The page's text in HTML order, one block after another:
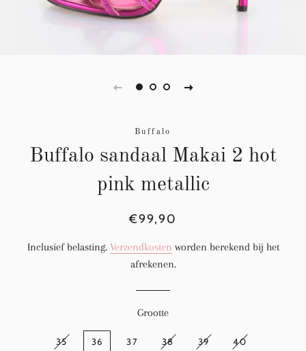
Buffalo
Buffalo sandaal Makai 2 hot
pink metallic
Normale
Aanbiedingsprijs
€99,90
Inclusief belasting. Verzendkosten worden berekend bij het
afrekenen.
Grootte
35 36 37 38 39 40